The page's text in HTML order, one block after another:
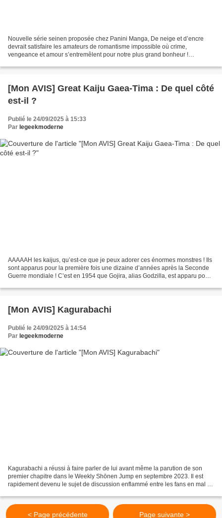
Nouvelle série seinen proposée chez Panini Manga, De neige et d’encre
devrait satisfaire les amateurs de romantisme impossible où crime,
vengeance et amour s’entremêlent pour notre plus grand bonheur !
[Mon AVIS] Great Kaiju Gaea-Tima : De quel côté
est-il ?
Publié le 24/09/2025 à 15:33
Par legeekmoderne
AAAAAH les kaijus, qu’est-ce que je peux adorer ces énormes monstres ! Ils
sont apparus pour la première fois une dizaine d’années après la Seconde
Guerre mondiale ! C’est en 1954 que Gojira, alias Godzilla, est apparu pour
[Mon AVIS] Kagurabachi
Publié le 24/09/2025 à 14:54
Par legeekmoderne
Kagurabachi a réussi à faire parler de lui avant même la parution de son
premier chapitre dans le Weekly Shōnen Jump en septembre 2023. Il est
rapidement devenu le sujet de discussion enflammé entre les fans en mal de
< Page précédente Page suivante >